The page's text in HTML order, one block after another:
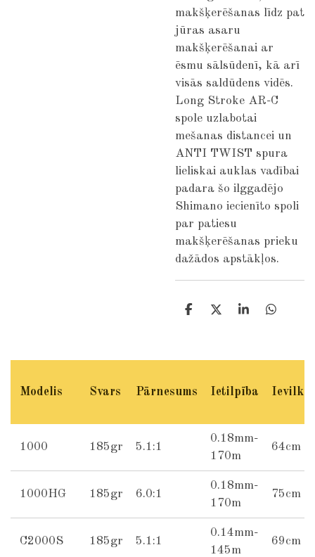
makšķerēšanas līdz pat
jūras asaru
makšķerēšanai ar
ēsmu sālsūdenī, kā arī
visās saldūdens vidēs.
Long Stroke AR-C
spole uzlabotai
mešanas distancei un
ANTI TWIST spura
lieliskai auklas vadībai
padara šo ilggadējo
Shimano iecienīto spoli
par patiesu
makšķerēšanas prieku
dažādos apstākļos.
S
S
S
S
Modelis Svars Pārnesums Ietilpība
1000 185gr 5.1:1
0.18mm-
170m
64cm
1000HG 185gr 6.0:1
0.18mm-
170m
75cm
C2000S 185gr 5.1:1
0.14mm-
145m
69cm